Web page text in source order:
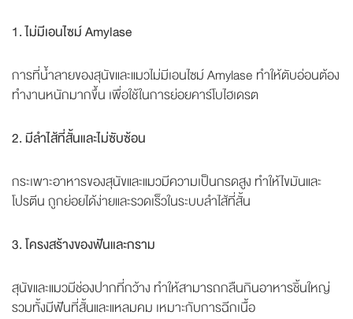
1. ไม่มีเอนไซม์ Amylase
การที่น้ำลายของสุนัขและแมวไม่มีเอนไซม์ Amylase ทำให้ตับอ่อนต้อง
ทำงานหนักมากขึ้น เพื่อใช้ในการย่อยคาร์โบไฮเดรต
2. มีลำไส้ที่สั้นและไม่ซับซ้อน
กระเพาะอาหารของสุนัขและแมวมีความเป็นกรดสูง ทำให้ไขมันและ
โปรตีน ถูกย่อยได้ง่ายและรวดเร็วในระบบลำไส้ที่สั้น
3. โครงสร้างของฟันและกราม
สุนัขและแมวมีช่องปากที่กว้าง ทำให้สามารถกลืนกินอาหารชิ้นใหญ่
รวมทั้งมีฟันที่สั้นและแหลมคม เหมาะกับการฉีกเนื้อ